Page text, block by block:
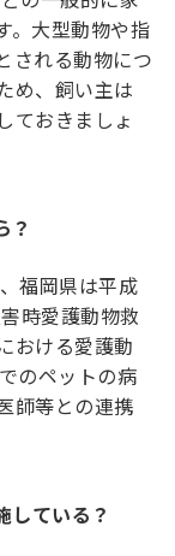
。大型動物や指
される動物につ
め、飼い主は
ておきましょ
？
福岡県は平成
時愛護動物救
おける愛護動
のペットの病
師等との連携
している？